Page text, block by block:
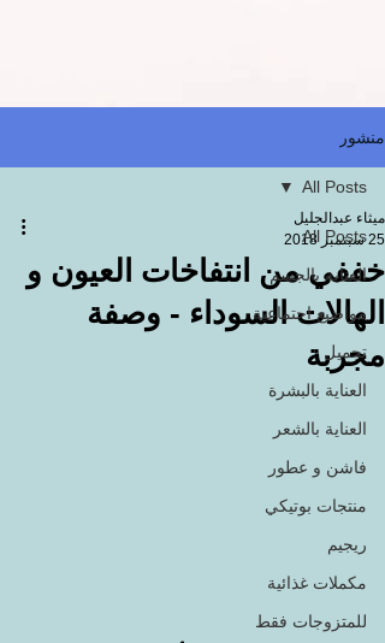
منشور
All Posts
العناية بالجسم
مواضيع اجتماعية
تجميل
العناية بالبشرة
العناية بالشعر
فاشن و عطور
منتجات بوتيكي
ريجيم
مكملات غذائية
للمتزوجات فقط
All Posts
خففي من انتفاخات العيون و
الهالات السوداء - وصفة
مجربة
ميثاء عبدالجليل
25 سبتمبر 2018